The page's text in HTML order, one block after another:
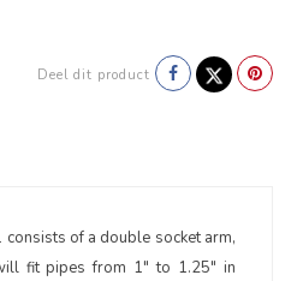
Deel dit product
of a double socket arm,
fit pipes from 1" to 1.25" in